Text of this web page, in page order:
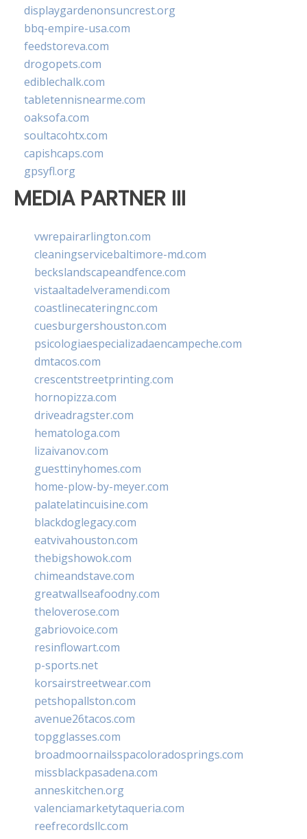
displaygardenonsuncrest.org
bbq-empire-usa.com
feedstoreva.com
drogopets.com
ediblechalk.com
tabletennisnearme.com
oaksofa.com
soultacohtx.com
capishcaps.com
gpsyfl.org
MEDIA PARTNER III
vwrepairarlington.com
cleaningservicebaltimore-md.com
beckslandscapeandfence.com
vistaaltadelveramendi.com
coastlinecateringnc.com
cuesburgershouston.com
psicologiaespecializadaencampeche.com
dmtacos.com
crescentstreetprinting.com
hornopizza.com
driveadragster.com
hematologa.com
lizaivanov.com
guesttinyhomes.com
home-plow-by-meyer.com
palatelatincuisine.com
blackdoglegacy.com
eatvivahouston.com
thebigshowok.com
chimeandstave.com
greatwallseafoodny.com
theloverose.com
gabriovoice.com
resinflowart.com
p-sports.net
korsairstreetwear.com
petshopallston.com
avenue26tacos.com
topgglasses.com
broadmoornailsspacoloradosprings.com
missblackpasadena.com
anneskitchen.org
valenciamarketytaqueria.com
reefrecordsllc.com